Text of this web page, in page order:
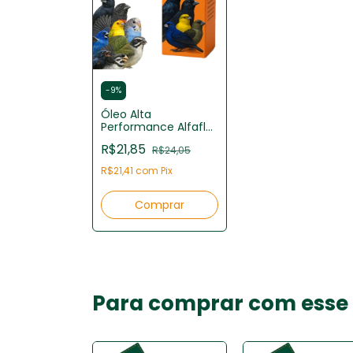
-9%
Óleo Alta
Performance Alfafly
para Aves 5ml
R$21,85 R$24,05
R$21,41 com Pix
Para comprar com